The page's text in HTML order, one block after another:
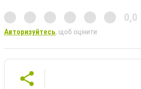
0,0
Авторизуйтесь, щоб оцінити